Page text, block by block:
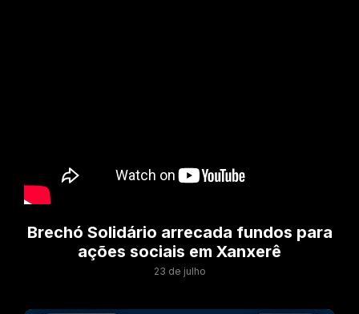
Brechó Solidário arrecada fundos para
ações sociais em Xanxerê
23 de julho